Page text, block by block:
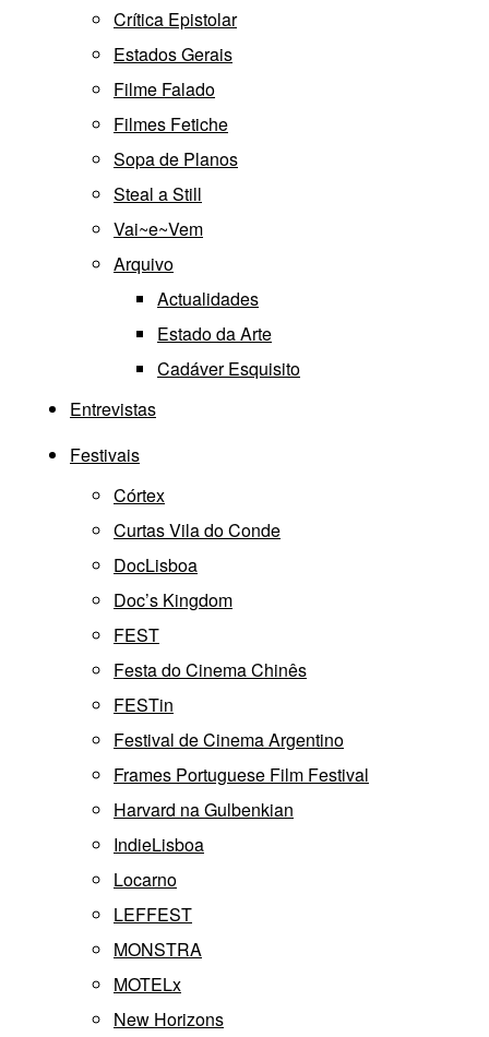
Crítica Epistolar
Estados Gerais
Filme Falado
Filmes Fetiche
Sopa de Planos
Steal a Still
Vai~e~Vem
Arquivo
Actualidades
Estado da Arte
Cadáver Esquisito
Entrevistas
Festivais
Córtex
Curtas Vila do Conde
DocLisboa
Doc’s Kingdom
FEST
Festa do Cinema Chinês
FESTin
Festival de Cinema Argentino
Frames Portuguese Film Festival
Harvard na Gulbenkian
IndieLisboa
Locarno
LEFFEST
MONSTRA
MOTELx
New Horizons